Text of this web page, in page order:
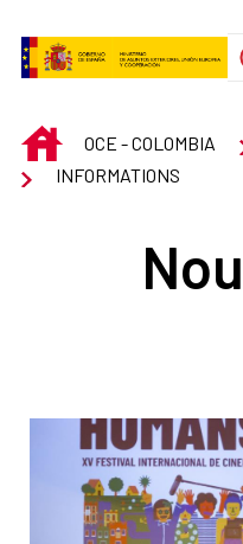
INICIOOCE - COLOMBIA
INFORMATIONS